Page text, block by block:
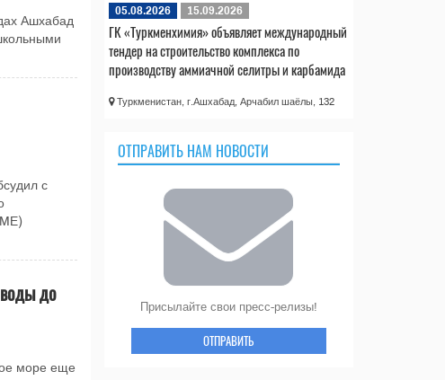
Ашхабад
с
до
море еще
05.08.2026 15.09.2026
ГК «Туркменхимия» объявляет международный
тендер на строительство комплекса по
производству аммиачной селитры и карбамида
Туркменистан, г.Ашхабад, Арчабил шаёлы, 132
ОТПРАВИТЬ НАМ НОВОСТИ
Присылайте свои пресс-релизы!
ОТПРАВИТЬ